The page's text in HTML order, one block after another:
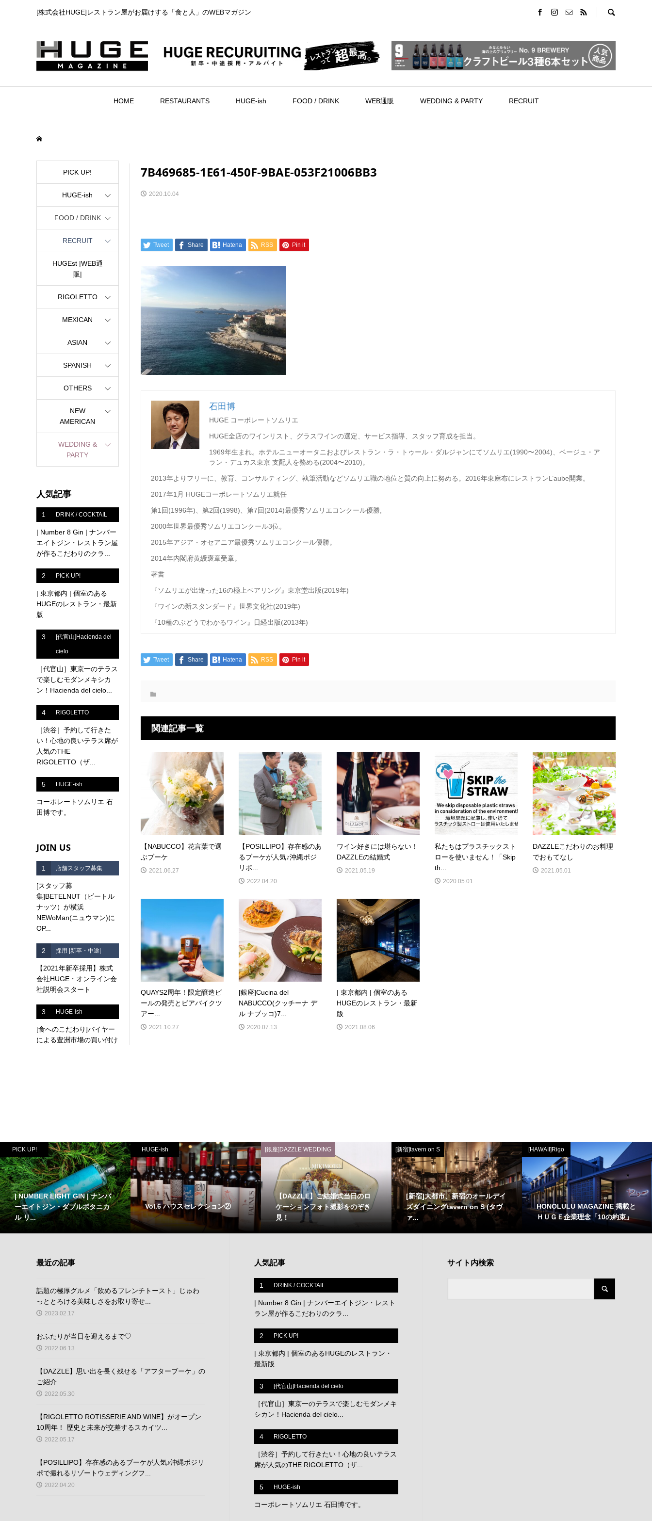
[株式会社HUGE]レストラン屋がお届けする「食と人」のWEBマガジン
HOME RESTAURANTS HUGE-ish FOOD / DRINK WEB通販 WEDDING & PARTY RECRUIT
7B469685-1E61-450F-9BAE-053F21006BB3
2020.10.04
Tweet Share Hatena RSS Pin it
石田博
HUGE コーポレートソムリエ
HUGE全店のワインリスト、グラスワインの選定、サービス指導、スタッフ育成を担当。
1969年生まれ。ホテルニューオータニおよびレストラン・ラ・トゥール・ダルジャンにてソムリエ(1990〜2004) 、ベージュ・ア
ラン・デュカス東京 支配人を務める(2004〜2010)。
2013年よりフリーに、教育、コンサルティング、執筆活動などソムリエ職の地位と質の向上に努める。 2016年東麻布にレストランL’aube開業。
2017年1月 HUGEコーポレートソムリエ就任
第1 回(1996年) 、第2回(1998) 、第7回(2014)最優秀ソムリエコンクール優勝
2000年世界最優秀ソムリエコンクール3位。
2015年アジア・オセアニア最優秀ソムリエコンクール優勝。
2014年内閣府黄綬褒章受章。
著書
『ソムリエが出逢った16の極上ペアリング』東京堂出版(2019年)
『ワインの新スタンダード』世界文化社(2019年)
『10種のぶどうでわかるワイン』日経出版(2013年)
Tweet Share Hatena RSS Pin it
関連記事一覧
【NABUCCO】花言葉で選
ぶブーケ
2021.06.27
【POSILLIPO】存在感のあ
るブーケが人気♪沖縄ポジ
リポ...
2022.04.20
ワイン好きには堪らない！
DAZZLEの結婚式
2021.05.19
私たちはプラスチックスト
ローを使いません！「Skip
th...
2020.05.01
DAZZLEこだわりのお料理
でおもてなし
2021.05.01
QUAYS2周年！限定醸造ビ
ールの発売とビアバイクツ
アー...
2021.10.27
[銀座]Cucina del
NABUCCO(クッチーナ デ
ル ナブッコ)7...
2020.07.13
| 東京都内 | 個室のある
HUGEのレストラン・最新
版
2021.08.06
PICK UP!
HUGE-ish
FOOD / DRINK
RECRUIT
HUGEst |WEB通
販|
RIGOLETTO
MEXICAN
ASIAN
SPANISH
OTHERS
NEW
AMERICAN
WEDDING &
PARTY
人気記事
1 DRINK / COCKTAIL
| Number 8 Gin | ナンバー
エイトジン・レストラン屋
が作るこだわりのクラ...
2 PICK UP!
| 東京都内 | 個室のある
HUGEのレストラン・最新
版
3 [代官山]Hacienda del
cielo
［代官山］東京一のテラス
で楽しむモダンメキシカ
ン！Hacienda del cielo...
4 RIGOLETTO
［渋谷］予約して行きた
い！心地の良いテラス席が
人気のTHE
RIGOLETTO（ザ...
5 HUGE-ish
コーポレートソムリエ 石
田博です。
JOIN US
1 店舗スタッフ募集
[スタッフ募
集]BETELNUT（ビートル
ナッツ）が横浜
NEWoMan(ニュウマン)に
OP...
2 採用 |新卒・中途|
【2021年新卒採用】株式
会社HUGE・オンライン会
社説明会スタート
3 HUGE-ish
[食へのこだわり]バイヤー
による豊洲市場の買い付け
PICK UP!
| NUMBER EIGHT GIN | ナンバ
ーエイトジン・ダブルボタニカ
ル リ...
HUGE-ish
Vol.6 ハウスセレクション②
[銀座]DAZZLE WEDDING
【DAZZLE】ご結婚式当日のロ
ケーションフォト撮影をのぞき
見！
[新宿]tavern on S
[新宿]大都市、新宿のオールデイ
ズダイニングtavern on S (タヴ
ァ...
[HAWAII]Rigo
HONOLULU MAGAZINE 掲載と
ＨＵＧＥ企業理念「10の約束」
最近の記事
話題の極厚グルメ「飲めるフレンチトースト」じゅわ
っととろける美味しさをお取り寄せ...
2023.02.17
おふたりが当日を迎えるまで♡
2022.06.13
【DAZZLE】思い出を長く残せる「アフターブーケ」の
ご紹介
2022.05.30
【RIGOLETTO ROTISSERIE AND WINE】がオープン
10周年！ 歴史と未来が交差するスカイツ...
2022.05.17
【POSILLIPO】存在感のあるブーケが人気♪沖縄ポジリ
ポで撮れるリゾートウェディングフ...
2022.04.20
人気記事
1 DRINK / COCKTAIL
| Number 8 Gin | ナンバーエイトジン・レスト
ラン屋が作るこだわりのクラ...
2 PICK UP!
| 東京都内 | 個室のあるHUGEのレストラン・
最新版
3 [代官山]Hacienda del cielo
［代官山］東京一のテラスで楽しむモダンメキ
シカン！Hacienda del cielo...
4 RIGOLETTO
［渋谷］予約して行きたい！心地の良いテラス
席が人気のTHE RIGOLETTO（ザ...
5 HUGE-ish
コーポレートソムリエ 石田博です。
サイト内検索